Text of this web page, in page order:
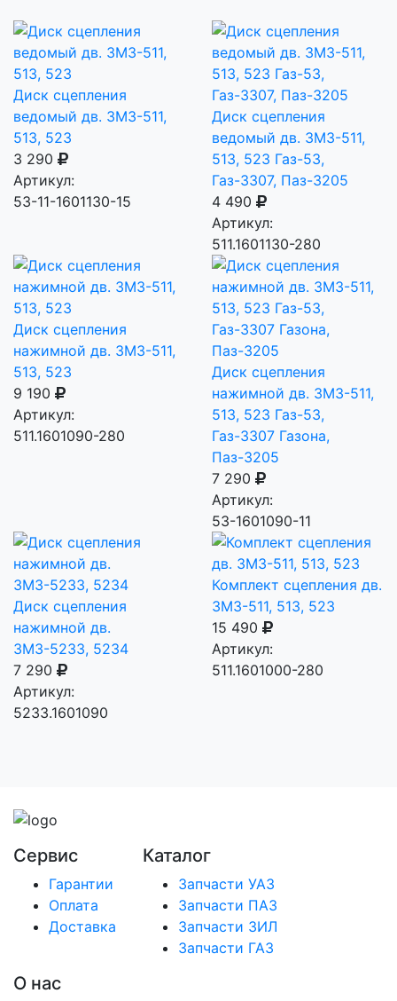
Диск сцепления
ведомый дв. ЗМЗ-511,
513, 523
3 290
Артикул:
53-11-1601130-15
Диск сцепления
ведомый дв. ЗМЗ-511,
513, 523 Газ-53,
Газ-3307, Паз-3205
4 490
Артикул:
511.1601130-280
Диск сцепления
нажимной дв. ЗМЗ-511,
513, 523
9 190
Артикул:
511.1601090-280
Диск сцепления
нажимной дв. ЗМЗ-511,
513, 523 Газ-53,
Газ-3307 Газона,
Паз-3205
7 290
Артикул:
53-1601090-11
Диск сцепления
нажимной дв.
ЗМЗ-5233, 5234
7 290
Артикул:
5233.1601090
Комплект сцепления дв.
ЗМЗ-511, 513, 523
15 490
Артикул:
511.1601000-280
Сервис
Гарантии
Оплата
Доставка
Каталог
Запчасти УАЗ
Запчасти ПАЗ
Запчасти ЗИЛ
Запчасти ГАЗ
О нас